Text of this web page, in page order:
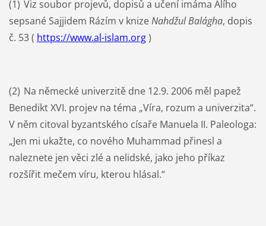
(1) Viz soubor projevů, dopisů a učení imáma Alího
sepsané Sajjidem Rázím v knizeNahdžul Balágha, dopis
č. 53 ( https://www.al-islam.org)
(2) Na německé univerzitě dne 12.9. 2006 měl papež
Benedikt XVI. projev na téma „Víra, rozum a univerzita“.
V něm citoval byzantského císaře Manuela II. Paleologa:
„Jen mi ukažte, co nového Muhammad přinesl a
naleznete jen věci zlé a nelidské, jako jeho příkaz
rozšířit mečem víru, kterou hlásal.“